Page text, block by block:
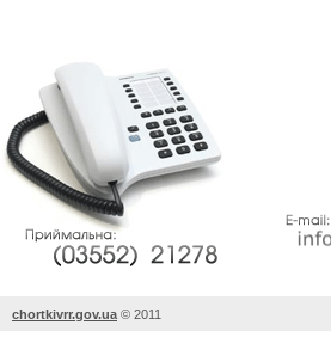
chortkivrr.gov.ua © 2011